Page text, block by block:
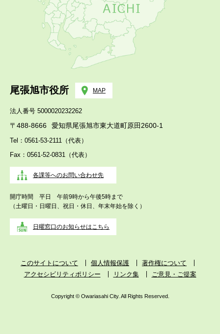
尾張旭市役所 MAP
法人番号 5000020232262
〒488-8666 愛知県尾張旭市東大道町原田2600-1
Tel：0561-53-2111（代表）
Fax：0561-52-0831（代表）
各課等へのお問い合わせ先
開庁時間 平日 午前9時から午後5時まで
（土曜日・日曜日、祝日・休日、年末年始を除く）
日曜窓口のお知らせはこちら
このサイトについて 個人情報保護
著作権について
アクセシビリティポリシー
リンク集 ご意見・ご提案
Copyright © Owariasahi City. All Rights Reserved.